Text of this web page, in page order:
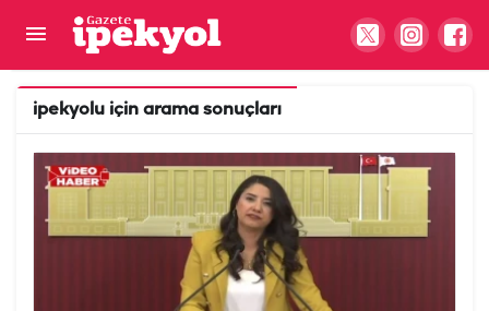
ipekyolu için arama sonuçları